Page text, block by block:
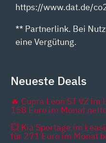
https://www.dat.de/
** Partnerlink. Bei
eine Vergütung.
Neueste Deals
🔥 Cupra Leon ST VZ
158 Euro im Monat
💥 Kia Sportage im
für 271 Euro im Monat